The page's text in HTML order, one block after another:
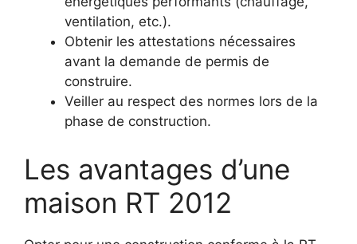
ventilation, etc.).
Obtenir les attestations nécessaires
avant la demande de permis de
construire.
Veiller au respect des normes lors de la
phase de construction.
Les avantages d’une
maison RT 2012